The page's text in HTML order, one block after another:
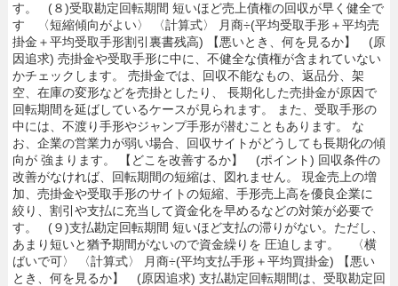
す。 (８)受取勘定回転期間 短いほど売上債権の回収が早く健全で
す 〈短縮傾向がよい〉 〈計算式〉 月商÷(平均受取手形＋平均売
掛金＋平均受取手形割引裏書残高) 【悪いとき、何を見るか】 (原
因追求) 売掛金や受取手形に中に、不健全な債権が含まれていない
かチェックします。 売掛金では、回収不能なもの、返品分、架
空、在庫の変形などを売掛としたり、 長期化した売掛金が原因で
回転期間を延ばしているケースが見られます。 また、受取手形の
中には、不渡り手形やジャンプ手形が潜むこともあります。 な
お、企業の営業力が弱い場合、回収サイトがどうしても長期化の傾
向が 強まります。 【どこを改善するか】 (ポイント) 回収条件の
改善がなければ、回転期間の短縮は、図れません。 現金売上の増
加、売掛金や受取手形のサイトの短縮、手形売上高を優良企業に
絞り、割引や支払に充当して資金化を早めるなどの対策が必要で
す。 (９)支払勘定回転期間 短いほど支払の滞りがない。ただし、
あまり短いと猶予期間がないので資金繰りを 圧迫します。 〈横
ばいで可〉 〈計算式〉 月商÷(平均支払手形＋平均買掛金) 【悪い
とき、何を見るか】 (原因追求) 支払勘定回転期間は、受取勘定回